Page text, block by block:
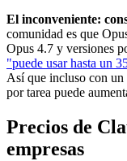
El inconveniente:
comunidad es que
Opus 4.7 y versiones
"puede usar hasta un
Así que incluso con un
por tarea puede
Precios de
empresas